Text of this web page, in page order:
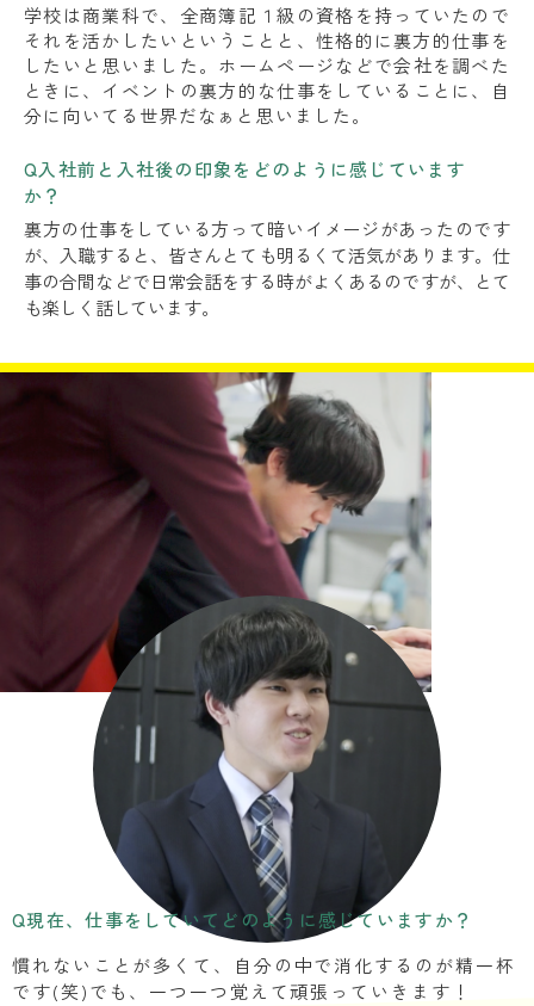
学校は商業科で、全商簿記１級の資格を持っていたので
それを活かしたいということと、性格的に裏方的仕事を
したいと思いました。ホームページなどで会社を調べた
ときに、イベントの裏方的な仕事をしていることに、自
分に向いてる世界だなぁと思いました。
Q入社前と入社後の印象をどのように感じています
か？
裏方の仕事をしている方って暗いイメージがあったのです
が、入職すると、皆さんとても明るくて活気があります。仕
事の合間などで日常会話をする時がよくあるのですが、とて
も楽しく話しています。
Q現在、仕事をしていてどのように感じていますか？
慣れないことが多くて、自分の中で消化するのが精一杯
です(笑)でも、一つ一つ覚えて頑張っていきます！